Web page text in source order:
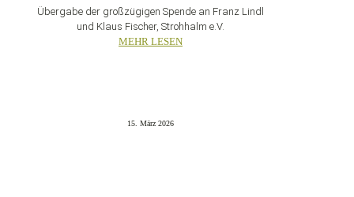
Übergabe der großzügigen Spende an Franz Lindl
und Klaus Fischer, Strohhalm e.V.
MEHR LESEN
15. März 2026